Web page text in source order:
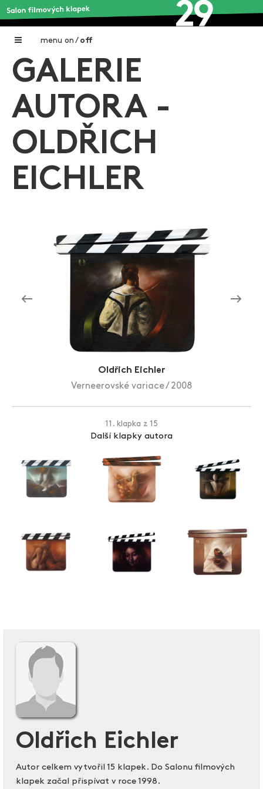
menu on / off
Home
Galerie filmových klapek
Autoři filmových klapek
O projektu
Aktuality
GALERIE
AUTORA -
OLDŘICH
EICHLER
Oldřich Eichler
Verneerovské variace / 2008
11. klapka z 15
Další klapky autora
Oldřich Eichler
Autor celkem vytvořil 15 klapek. Do Salonu filmových
klapek začal přispívat v roce 1998.